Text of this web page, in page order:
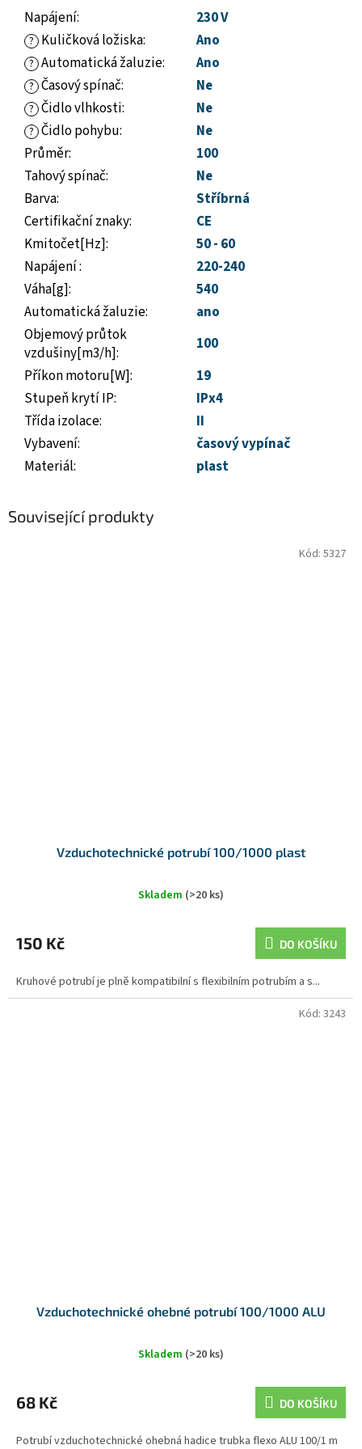
Napájení: 230 V
? Kuličková ložiska: Ano
? Automatická žaluzie: Ano
? Časový spínač: Ne
? Čidlo vlhkosti: Ne
? Čidlo pohybu:
Ne
Průměr:
100
Tahový spínač:
Ne
Barva:
Stříbrná
Certifikační znaky:
CE
Kmitočet[Hz]:
50 - 60
Napájení:
220-240
Váha[g]:
540
Automatická žaluzie:
ano
Objemový průtok
vzdušiny[m3/h]:
100
Příkon motoru[W]:
19
Stupeň krytí IP:
IPx4
Třída izolace:
II
Vybavení:
časový vypínač
Materiál: plast
Související produkty
Vzduchotechnické potrubí 100/1000 plast
Skladem (>20 ks)
150 Kč DO KOŠÍKU
Kruhové potrubí je plně kompatibilní s flexibilním potrubím a s...
Kód: 5327
Vzduchotechnické ohebné potrubí 100/1000 ALU
Skladem (>20 ks)
68 Kč DO KOŠÍKU
Potrubí vzduchotechnické ohebná hadice trubka flexo ALU 100/1 m
Kód: 3243